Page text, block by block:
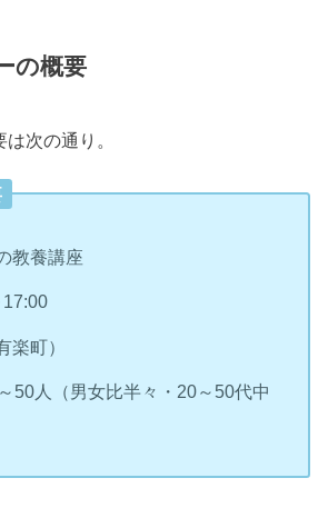
の概要
次の通り。
教養講座
楽町）
50人（男女比半々・20～50代中